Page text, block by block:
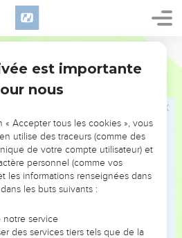
les autres, tu ne t'enseignes pas
de ne pas voler, tu voles !
d'adultère, tu commets
la loi, tu déshonores Dieu en
est blasphémé parmi les nations
est écrit.
utile si tu mets en pratique la
circoncision devient incirconcision.
t-elle pas comptée comme
est importante
nous
« Accepter tous les cookies », vous
utilise des traceurs (comme des
de votre compte utilisateur) et
personnel (comme vos
les informations renseignées dans
les buts suivants :
notre service
des services tiers tels que de la